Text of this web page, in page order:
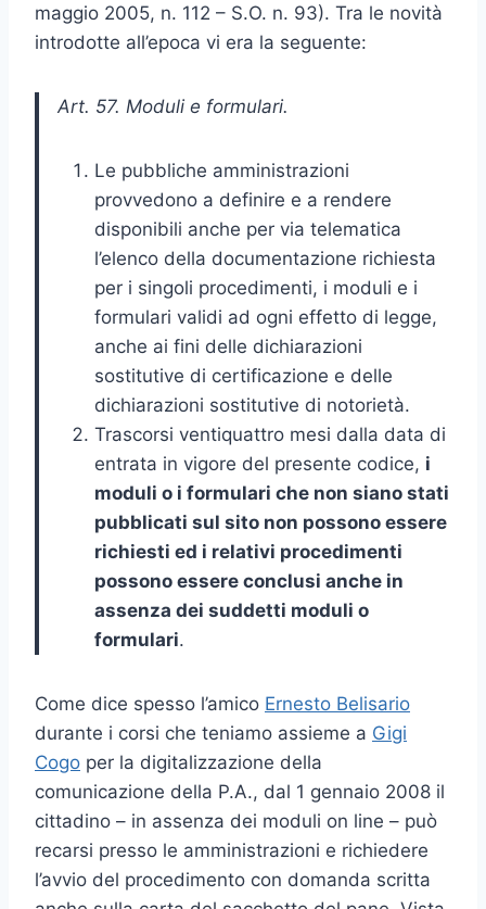
maggio 2005, n. 112 – S.O. n. 93). Tra le novità
introdotte all’epoca vi era la seguente:
Art. 57. Moduli e formulari.
Le pubbliche amministrazioni
provvedono a definire e a rendere
disponibili anche per via telematica
l’elenco della documentazione richiesta
per i singoli procedimenti, i moduli e i
formulari validi ad ogni effetto di legge,
anche ai fini delle dichiarazioni
sostitutive di certificazione e delle
dichiarazioni sostitutive di notorietà.
Trascorsi ventiquattro mesi dalla data di
entrata in vigore del presente codice, i
moduli o i formulari che non siano stati
pubblicati sul sito non possono essere
richiesti ed i relativi procedimenti
possono essere conclusi anche in
assenza dei suddetti moduli o
formulari.
Come dice spesso l’amico Ernesto Belisario
durante i corsi che teniamo assieme a Gigi
Cogo per la digitalizzazione della
comunicazione della P.A., dal 1 gennaio 2008 il
cittadino – in assenza dei moduli on line – può
recarsi presso le amministrazioni e richiedere
l’avvio del procedimento con domanda scritta